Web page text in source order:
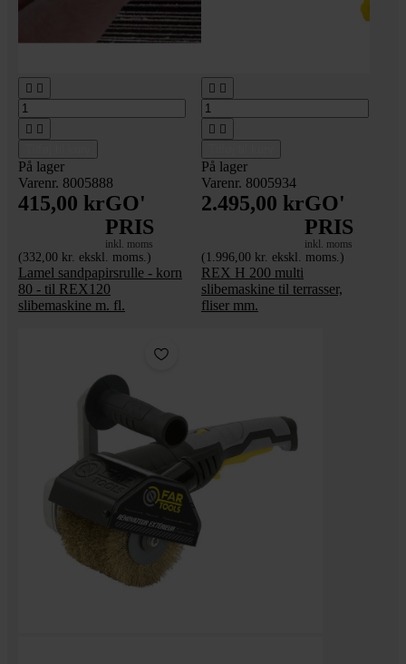
 
 
På lager
Varenr. 8005888
415,00 krGO'
PRIS
inkl. moms
(332,00 kr. ekskl. moms.)
Lamel sandpapirsrulle - korn
80 - til REX120
slibemaskine m. fl.
 
 
På lager
Varenr. 8005934
2.495,00 krGO'
PRIS
inkl. moms
(1.996,00 kr. ekskl. moms.)
REX H 200 multi
slibemaskine til terrasser,
fliser mm.